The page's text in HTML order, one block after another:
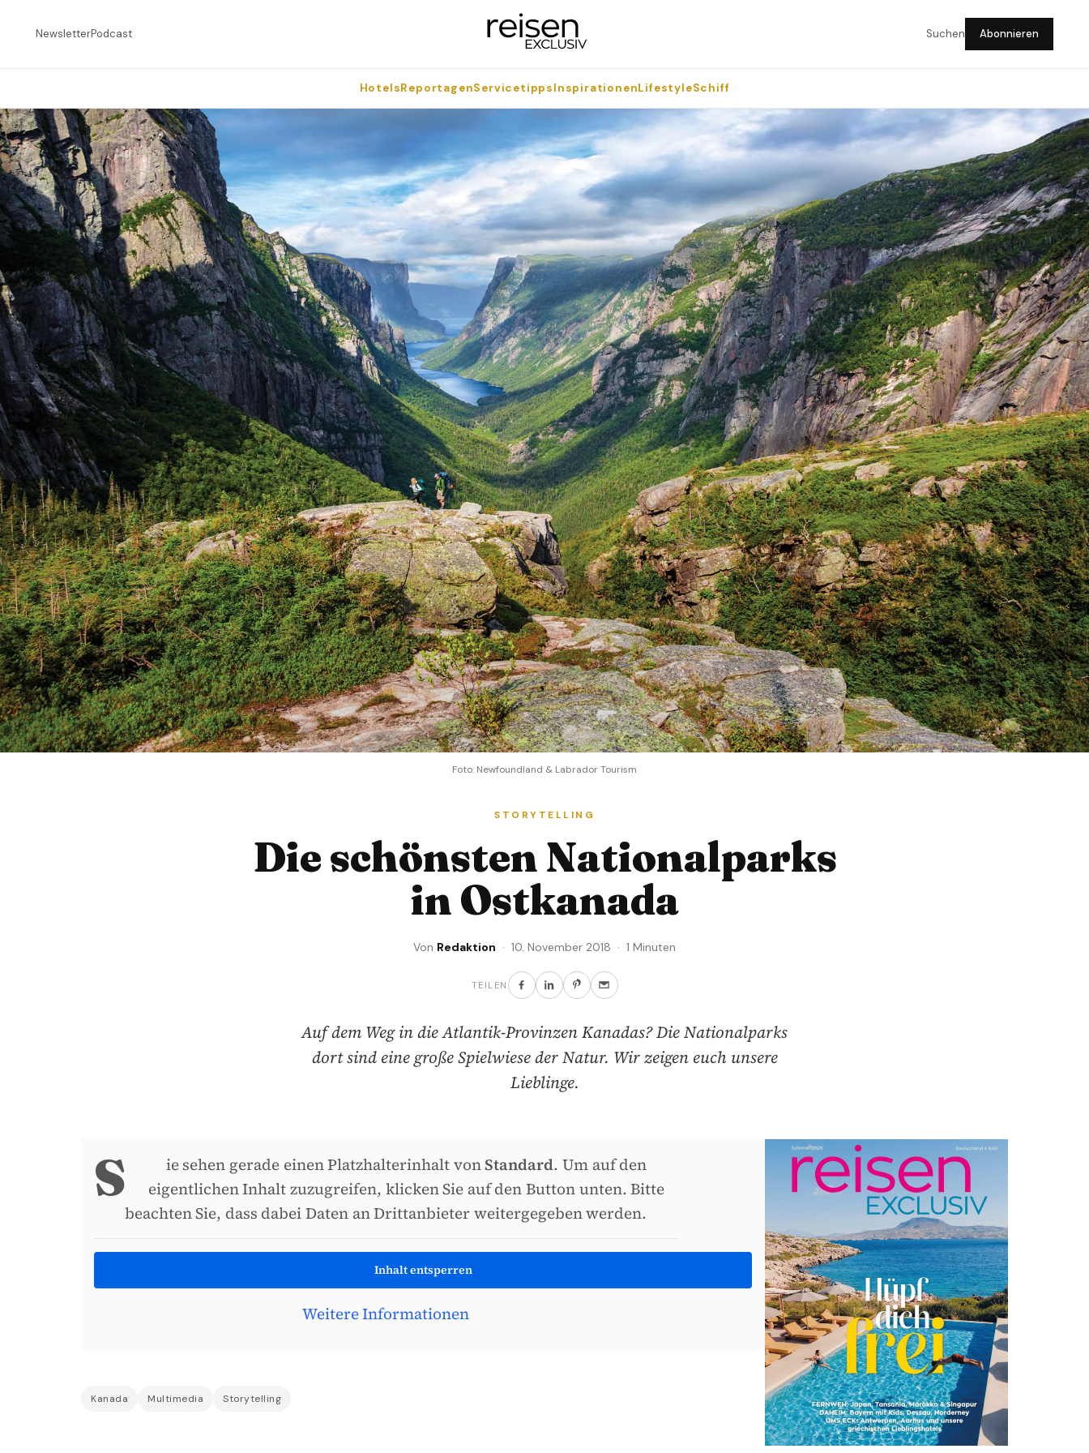
NewsletterPodcast Suchen Abonnieren
HotelsReportagenServicetippsInspirationenLifestyleSchiff
Foto: Newfoundland & Labrador Tourism
STORYTELLING
Die schönsten Nationalparks
in Ostkanada
Von Redaktion · 10. November 2018 · 1 Minuten
TEILEN
Auf dem Weg in die Atlantik-Provinzen Kanadas? Die Nationalparks
dort sind eine große Spielwiese der Natur. Wir zeigen euch unsere
Lieblinge.
S ie sehen gerade einen Platzhalterinhalt vonStandard. Um auf den
eigentlichen Inhalt zuzugreifen, klicken Sie auf den Button unten. Bitte
beachten Sie, dass dabei Daten an Drittanbieter weitergegeben werden.
Inhalt entsperren
Weitere Informationen
Kanada Multimedia Storytelling